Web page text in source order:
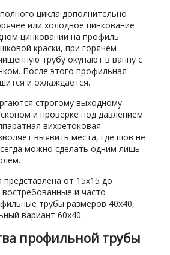
цикла дополнительно
или холодное цинкование
цинковании на профиль
краски, при горячем –
трубу окунают в ванну с
После этого профильная
и охлаждается.
строгому выходному
и проверке под давлением
вихретоковая
выявить места, где шов не
можно сделать одним лишь
представлена от 15х15 до
и часто
трубы размеров 40х40,
вариант 60х40.
профильной трубы